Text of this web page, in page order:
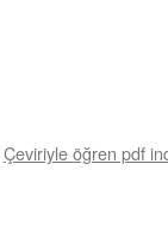
Çeviriyle öğren pdf